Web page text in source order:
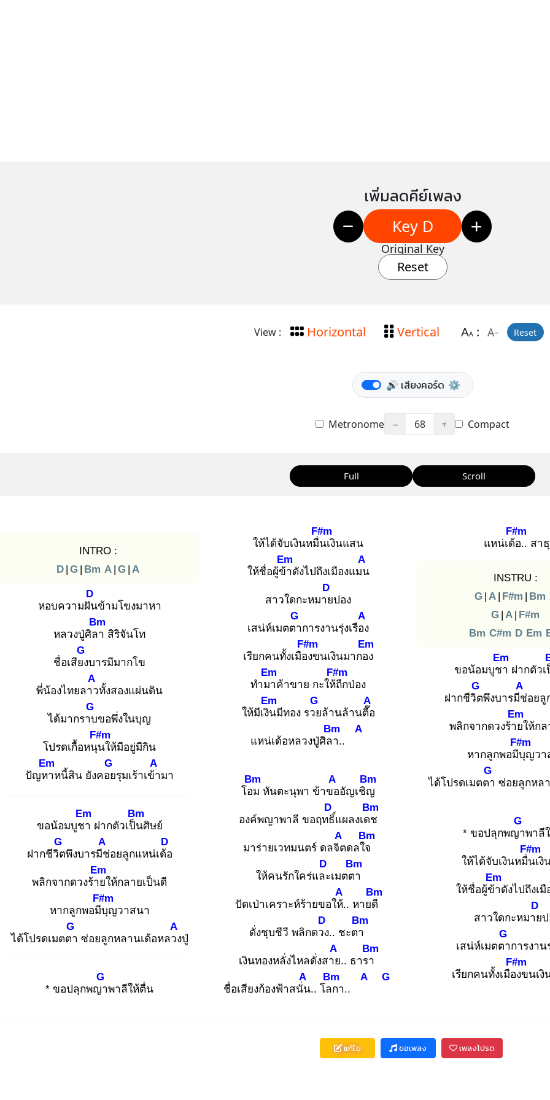
เพิ่มลดคีย์เพลง
Key D
Original Key
Reset
View : Horizontal Vertical AA: A- Reset
🔊 เสียงคอร์ด ⚙️
Metronome − 68 + Compact
Full Scroll
INTRO :
D | G | Bm A | G | A
หอบความฝัน
D
ข้ามโขงมาหา
หลวงปู่ศิลา
Bm
สิริจันโท
ชื่อเสียง
G
บารมีมากโข
พี่น้องไทยลาว
A
ทั้งสองแผ่นดิน
ได้มากราบ
G
ขอพึ่งในบุญ
โปรดเกื้อหนุน
F#m
ให้มีอยู่มีกิน
ปัญหา
Em
หนี้สิน ยังคอย
G
รุมเร้าเข้า
A
มา
ขอน้อมบูชา
Em
ฝากตัวเป็น
Bm
ศิษย์
ฝากชีวิต
G
พึงบารมีช่
A
อยลูกแหน่เด้อ
D
พลิกจากดวงร้าย
Em
ให้กลายเป็นดี
หากลูกพอมีบุ
F#m
ญวาสนา
ได้โปรดเมตตา
G
ซ่อยลูกหลานเด้อหลวง
A
ปู่
* ขอปลุกพญา
G
พาลีให้ตื่น
ให้ได้จับเงินหมื่น
F#m
เงินแสน
ให้ชื่อผู้ข้า
Em
ดังไปถึงเมืองแมน
A
สาวใดกะหมาย
D
ปอง
เสน่ห์เมตตา
G
การงานรุ่งเรือง
A
เรียกคนทั้งเมือง
F#m
ขนเงินมากอง
Em
ทำมา
Em
ค้าขาย กะให้ถื
F#m
กป่อง
ให้มีเงิน
Em
มีทอง รวย
G
ล้านล้านตื๊อ
A
แหน่เด้อหลวงปู่ศิลา
Bm
..
A
โอม
Bm
หันตะนุพา ข้าขอ
A
อัญเชิญ
Bm
องค์พญาพาลี ขอฤทธิ์
D
แผลงเดช
Bm
มาร่ายเวทมนตร์ ดลจิต
A
ดลใจ
Bm
ให้คนรักใคร่และ
D
เมตตา
Bm
ปัดเป่าเคราะห์ร้ายขอให้.
A
. หายดี
Bm
ดั่งชุบชีวี พลิกดวง
D
.. ชะตา
Bm
เงินทองหลั่งไหลดั่งสาย
A
.. ธารา
Bm
ชื่อเสียงก้องฟ้าสนั่น
A
.. โลก
Bm
า..
A G
แหน่เด้อ
F#m
.. สาธุ
INSTRU :
G | A | F#m | Bm
G | A | F#m
Bm C#m D Em
ขอน้อมบูชา
Em
ฝากตัว
ฝากชีวิต
G
พึงบารมีช่
A
อยลู
พลิกจากดวงร้าย
Em
ให้กล
หากลูกพอมีบุ
F#m
ญวา
ได้โปรดเมตตา
G
ซ่อยลูกหล
* ขอปลุกพญา
G
พาลี
ให้ได้จับเงินหมื่น
F#m
เ
ให้ชื่อผู้ข้า
Em
ดังไปถึงเ
สาวใดกะหมาย
D
เสน่ห์เมตตา
G
การงาน
เรียกคนทั้งเมือง
F#m
ขนเงิ
แก้ไข ขอเพลง เพลงโปรด